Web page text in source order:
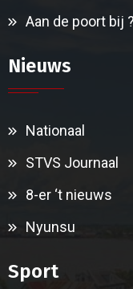
Aan de poort bij ?
Nieuws
Nationaal
STVS Journaal
8-er ‘t nieuws
Nyunsu
Sport